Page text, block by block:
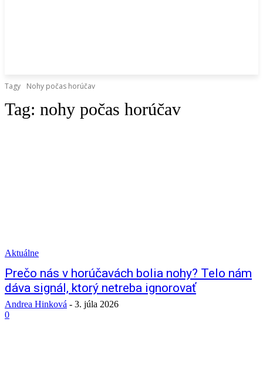
Tagy Nohy počas horúčav
Tag: nohy počas horúčav
Aktuálne
Prečo nás v horúčavách bolia nohy? Telo nám
dáva signál, ktorý netreba ignorovať
Andrea Hinková - 3. júla 2026
0